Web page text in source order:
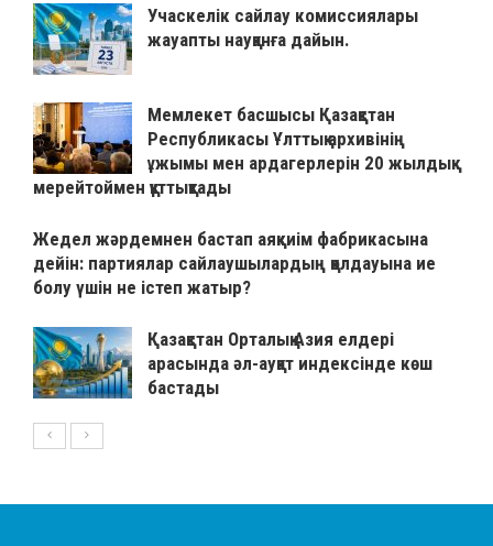
Учаскелік сайлау комиссиялары
жауапты науқанға дайын.
Мемлекет басшысы Қазақстан
Республикасы Ұлттық архивінің
ұжымы мен ардагерлерін 20 жылдық
мерейтоймен құттықтады
Жедел жәрдемнен бастап аяқкиім фабрикасына
дейін: партиялар сайлаушылардың қолдауына ие
болу үшін не істеп жатыр?
Қазақстан Орталық Азия елдері
арасында әл-ауқат индексінде көш
бастады